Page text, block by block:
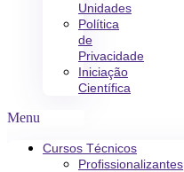
Unidades
Política
de
Privacidade
Iniciação
Científica
Menu
Cursos Técnicos
Profissionalizantes